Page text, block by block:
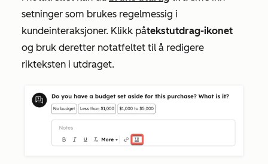
setninger som brukes regelmessig i
kundeinteraksjoner. Klikk påtekstutdrag-ikonet
og bruk deretter notatfeltet til å redigere
rikteksten i utdraget.